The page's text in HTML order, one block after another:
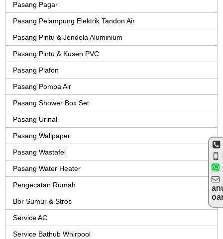
Pasang Pagar
Pasang Pelampung Elektrik Tandon Air
Pasang Pintu & Jendela Aluminium
Pasang Pintu & Kusen PVC
Pasang Plafon
Pasang Pompa Air
Pasang Shower Box Set
Pasang Urinal
Pasang Wallpaper
Pasang Wastafel
Pasang Water Heater
Pengecatan Rumah
Bor Sumur & Stros
Service AC
Service Bathub Whirpool